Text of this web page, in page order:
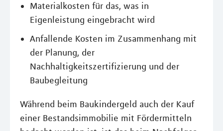
Materialkosten für das, was in
Eigenleistung eingebracht wird
Anfallende Kosten im Zusammenhang mit
der Planung, der
Nachhaltigkeitszertifizierung und der
Baubegleitung
Während beim Baukindergeld auch der Kauf
einer Bestandsimmobilie mit Fördermitteln